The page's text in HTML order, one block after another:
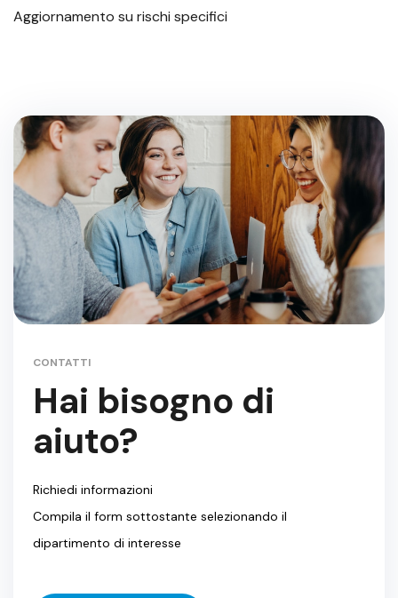
Aggiornamento su rischi specifici
CONTATTI
Hai bisogno di
aiuto?
Richiedi informazioni
Compila il form sottostante selezionando il
dipartimento di interesse